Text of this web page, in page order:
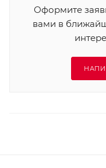
Оформите
вами в